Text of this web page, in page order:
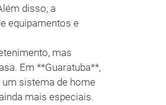
disso, a
equipamentos e
mas
Em **Guaratuba**,
sistema de home
mais especiais.